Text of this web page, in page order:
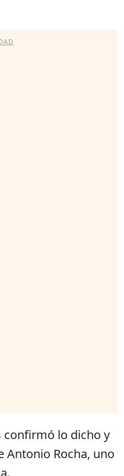
confirmó lo dicho y
Antonio Rocha, uno